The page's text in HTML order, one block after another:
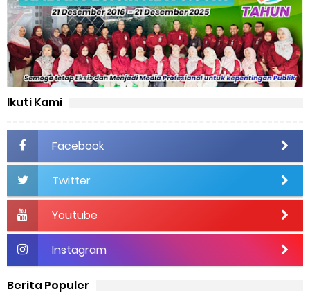
Ikuti Kami
Facebook
Twitter
Youtube
Instagram
Berita Populer